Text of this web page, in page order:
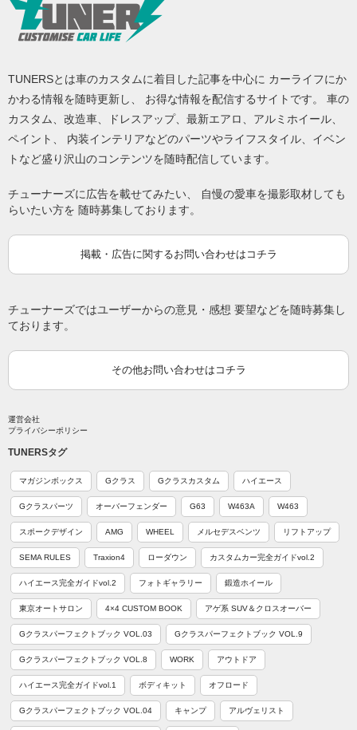
TUNERSとは車のカスタムに着目した記事を中心に カーライフにか
かわる情報を随時更新し、 お得な情報を配信するサイトです。 車の
カスタム、改造車、ドレスアップ、最新エアロ、アルミホイール、
ペイント、 内装インテリアなどのパーツやライフスタイル、イベン
トなど盛り沢山のコンテンツを随時配信しています。
チューナーズに広告を載せてみたい、 自慢の愛車を撮影取材しても
らいたい方を 随時募集しております。
掲載・広告に関するお問い合わせはコチラ
チューナーズではユーザーからの意見・感想 要望などを随時募集し
ております。
その他お問い合わせはコチラ
運営会社
プライバシーポリシー
TUNERSタグ
マガジンボックス Gクラス Gクラスカスタム ハイエース
Gクラスパーツ オーバーフェンダー G63 W463A W463
スポークデザイン AMG WHEEL メルセデスベンツ リフトアップ
SEMA RULES Traxion4 ローダウン カスタムカー完全ガイドvol.2
ハイエース完全ガイドvol.2 フォトギャラリー 鍛造ホイール
東京オートサロン 4×4 CUSTOM BOOK アゲ系 SUV＆クロスオーバー
Gクラスパーフェクトブック VOL.03 Gクラスパーフェクトブック VOL.9
Gクラスパーフェクトブック VOL.8 WORK アウトドア
ハイエース完全ガイドvol.1 ボディキット オフロード
Gクラスパーフェクトブック VOL.04 キャンプ アルヴェリスト